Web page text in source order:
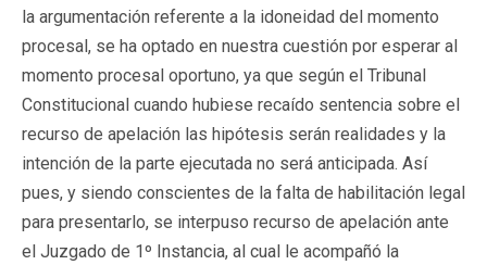
la argumentación referente a la idoneidad del momento
procesal, se ha optado en nuestra cuestión por esperar al
momento procesal oportuno, ya que según el Tribunal
Constitucional cuando hubiese recaído sentencia sobre el
recurso de apelación las hipótesis serán realidades y la
intención de la parte ejecutada no será anticipada. Así
pues, y siendo conscientes de la falta de habilitación legal
para presentarlo, se interpuso recurso de apelación ante
el Juzgado de 1º Instancia, al cual le acompañó la